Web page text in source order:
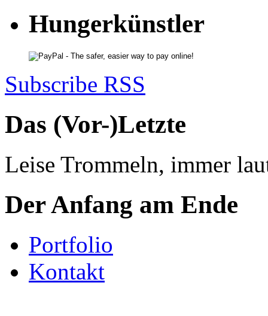
Hungerkünstler
Subscribe RSS
Das (Vor-)Letzte
Leise Trommeln, immer
Der Anfang am Ende
Portfolio
Kontakt